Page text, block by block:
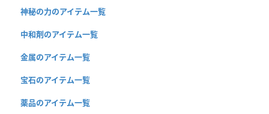
神秘の力のアイテム一覧
中和剤のアイテム一覧
金属のアイテム一覧
宝石のアイテム一覧
薬品のアイテム一覧